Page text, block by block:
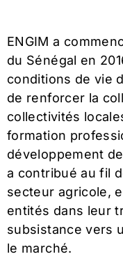
ENGIM a
du Sénégal en
conditions de vie
de renforcer la
collectivités
formation
développement
a contribué au fil
secteur agricole,
entités dans leur
subsistance vers
le marché.